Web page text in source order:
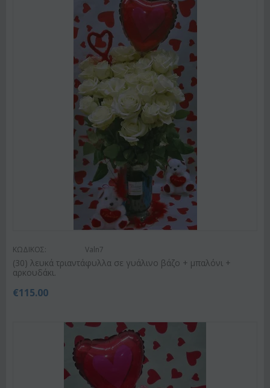
ΚΩΔΙΚΟΣ: Valn7
(30) λευκά τριαντάφυλλα σε γυάλινο βάζο + μπαλόνι +
αρκουδάκι.
€115.00